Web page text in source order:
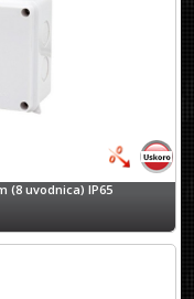
(8 uvodnica) IP65